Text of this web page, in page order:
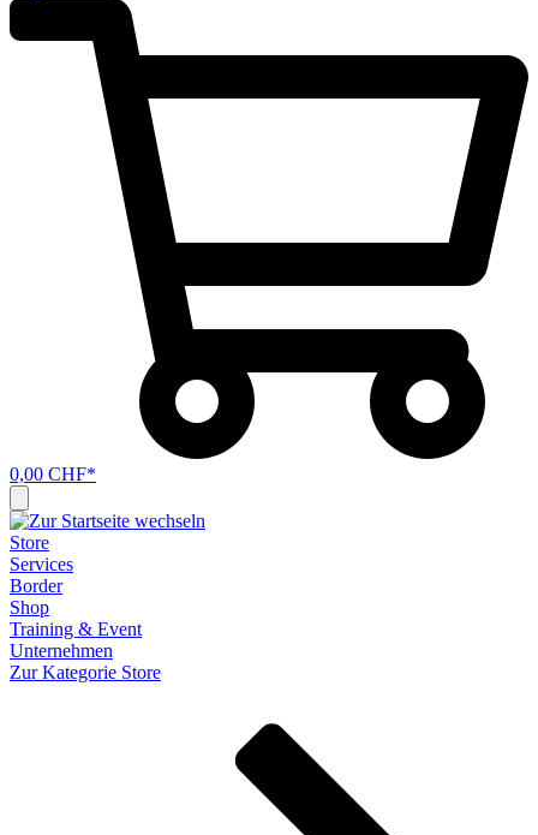
0,00 CHF*
Store
Services
Border
Shop
Training & Event
Unternehmen
Zur Kategorie Store